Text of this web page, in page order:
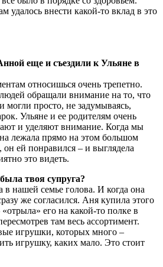
удалось внести какой-то вклад в это
еще и съездили к Ульяне в
относишься очень трепетно.
обращали внимание на то, что
просто, не задумываясь,
Ульяне и ее родителям очень
и уделяют внимание. Когда мы
лежала прямо на этом большом
ей понравился – и выглядела
это видеть.
твоя супруга?
нашей семье голова. И когда она
же согласился. Аня купила этого
его на какой-то полке в
там весь ассортимент.
игрушки, которых много –
игрушку, каких мало. Это стоит